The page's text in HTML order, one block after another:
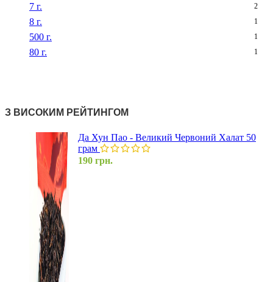
7 г. 2
8 г. 1
500 г. 1
80 г. 1
З ВИСОКИМ РЕЙТИНГОМ
Да Хун Пао - Великий Червоний Халат 50
грам
190 грн.